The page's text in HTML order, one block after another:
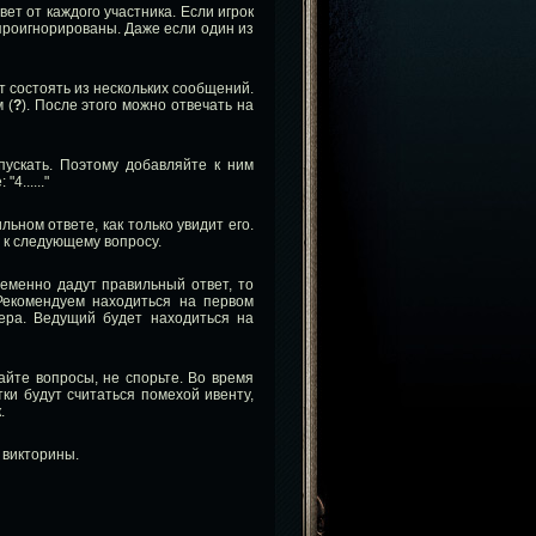
от каждого участника. Если игрок
Даже если один из
из нескольких сообщений.
(?). После этого можно отвечать на
Поэтому добавляйте к ним
"4......"
ответе, как только увидит его.
следующему вопросу.
дадут правильный ответ, то
находиться на первом
Ведущий будет находиться на
вопросы, не спорьте. Во время
будут считаться помехой ивенту,